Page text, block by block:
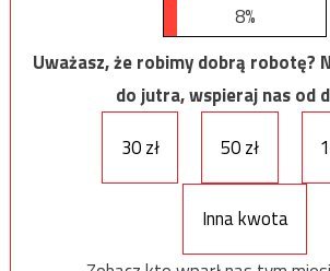
8%
Uważasz, że robimy dobrą robotę?
do jutra, wspieraj nas od
30 zł
50 zł
Inna kwota